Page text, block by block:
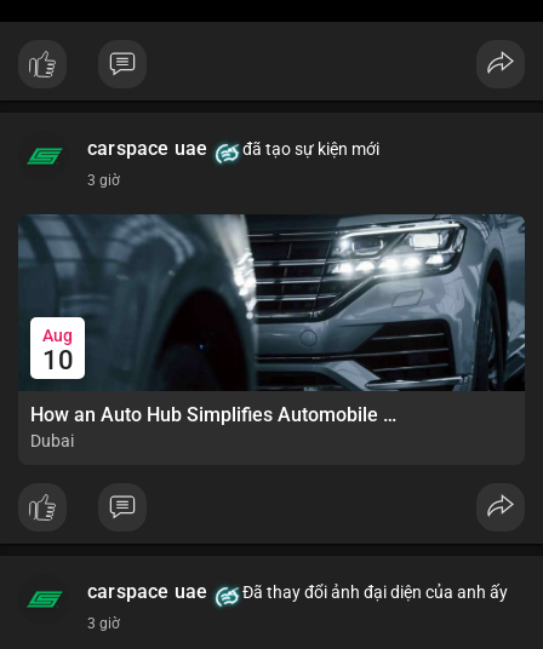
carspace uae đã tạo sự kiện mới
3 giờ
Aug
10
How an Auto Hub Simplifies Automobile Buying Services
Dubai
carspace uae Đã thay đổi ảnh đại diện của anh ấy
3 giờ